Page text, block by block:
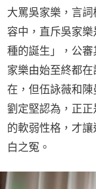
大罵吳家樂，言
容中，直斥吳家
種的誕生」，公
家樂由始至終都
在，但伍詠薇和陳
劉定堅認為，正正
的軟弱性格，才
白之冤。